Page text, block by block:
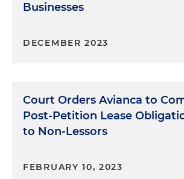
Businesses
DECEMBER 2023
Court Orders Avianca to
Post-Petition Lease
to Non-Lessors
FEBRUARY 10, 2023